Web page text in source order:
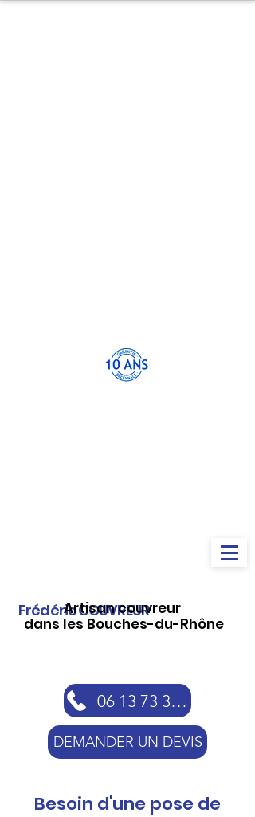
Frédéric COUVREUR
Artisan couvreur
dans les Bouches-du-Rhône
06 13 73 30 46
DEMANDER UN DEVIS
Besoin d'une pose de